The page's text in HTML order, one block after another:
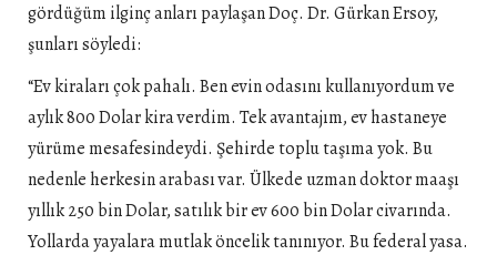
gördüğüm ilginç anları paylaşan Doç. Dr. Gürkan Ersoy,
şunları söyledi:
“Ev kiraları çok pahalı. Ben evin odasını kullanıyordum ve
aylık 800 Dolar kira verdim. Tek avantajım, ev hastaneye
yürüme mesafesindeydi. Şehirde toplu taşıma yok. Bu
nedenle herkesin arabası var. Ülkede uzman doktor maaşı
yıllık 250 bin Dolar, satılık bir ev 600 bin Dolar civarında.
Yollarda yayalara mutlak öncelik tanınıyor. Bu federal yasa.